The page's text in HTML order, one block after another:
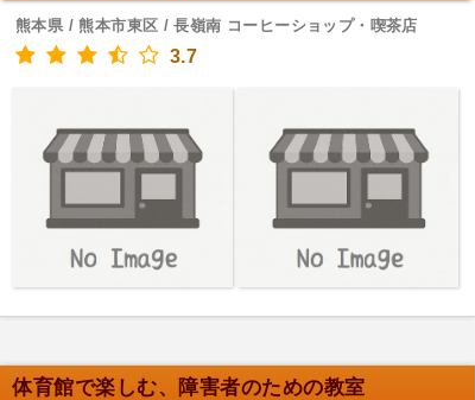
熊本県 / 熊本市東区 / 長嶺南 コーヒーショップ・喫茶店
3.7
体育館で楽しむ、障害者のための教室